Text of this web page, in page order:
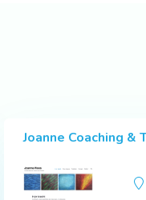
Joanne Coaching &